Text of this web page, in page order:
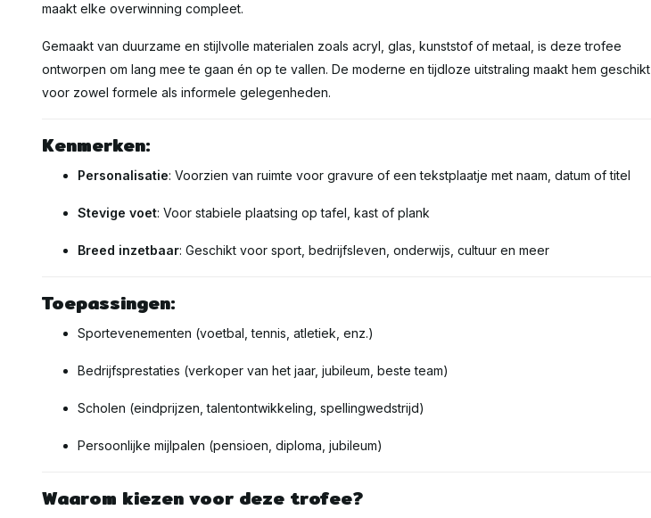
maakt elke overwinning compleet.
Gemaakt van duurzame en stijlvolle materialen zoals acryl, glas, kunststof of metaal, is deze trofee
ontworpen om lang mee te gaan én op te vallen. De moderne en tijdloze uitstraling maakt hem geschikt
voor zowel formele als informele gelegenheden.
Kenmerken:
Personalisatie: Voorzien van ruimte voor gravure of een tekstplaatje met naam, datum of titel
Stevige voet: Voor stabiele plaatsing op tafel, kast of plank
Breed inzetbaar: Geschikt voor sport, bedrijfsleven, onderwijs, cultuur en meer
Toepassingen:
Sportevenementen (voetbal, tennis, atletiek, enz.)
Bedrijfsprestaties (verkoper van het jaar, jubileum, beste team)
Scholen (eindprijzen, talentontwikkeling, spellingwedstrijd)
Persoonlijke mijlpalen (pensioen, diploma, jubileum)
Waarom kiezen voor deze trofee?